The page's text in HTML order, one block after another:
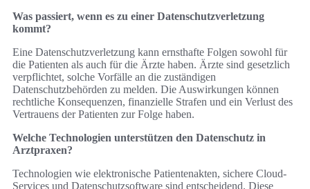
Was passiert, wenn es zu einer Datenschutzverletzung
kommt?
Eine Datenschutzverletzung kann ernsthafte Folgen sowohl für
die Patienten als auch für die Ärzte haben. Ärzte sind gesetzlich
verpflichtet, solche Vorfälle an die zuständigen
Datenschutzbehörden zu melden. Die Auswirkungen können
rechtliche Konsequenzen, finanzielle Strafen und ein Verlust des
Vertrauens der Patienten zur Folge haben.
Welche Technologien unterstützen den Datenschutz in
Arztpraxen?
Technologien wie elektronische Patientenakten, sichere Cloud-
Services und Datenschutzsoftware sind entscheidend. Diese